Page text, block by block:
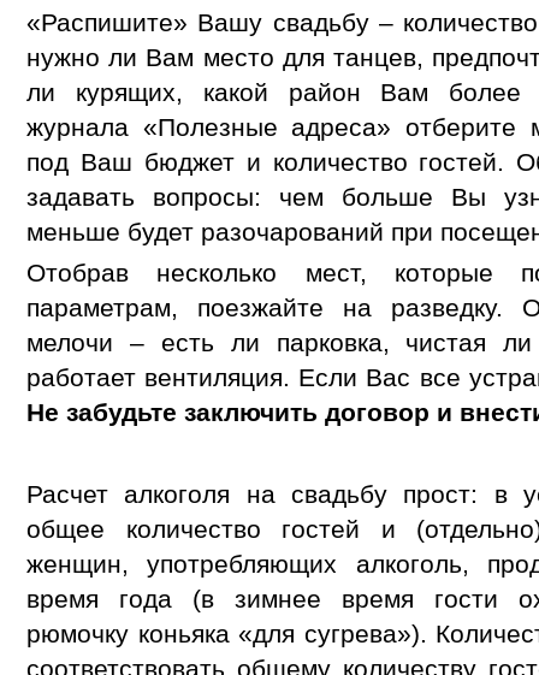
«Распишите» Вашу свадьбу –
нужно ли Вам место для танцев,
ли курящих, какой район Вам более
журнала «Полезные адреса» отберите
под Ваш бюджет и количество гостей.
задавать вопросы: чем больше Вы
меньше будет разочарований при
Отобрав несколько мест,
параметрам, поезжайте на разведку.
мелочи – есть ли парковка, чистая ли
работает вентиляция. Если Вас все
Не забудьте заключить договор и
Расчет алкоголя на свадьбу прост: в
общее количество гостей и
женщин, употребляющих алкоголь,
время года (в зимнее время гости
рюмочку коньяка «для сугрева»).
соответствовать общему количеству